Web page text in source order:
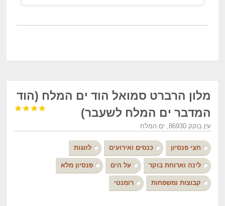
מלון הרברט סמואל הוד ים המלח (הוד
המדבר ים המלח לשעבר)




עין בוקק 86930, ים המלח
חצי פנסיון כנסים ואירועים לזוגות
לינה וארוחת בוקר על הים פנסיון מלא
קבוצות ומשפחות רומנטי